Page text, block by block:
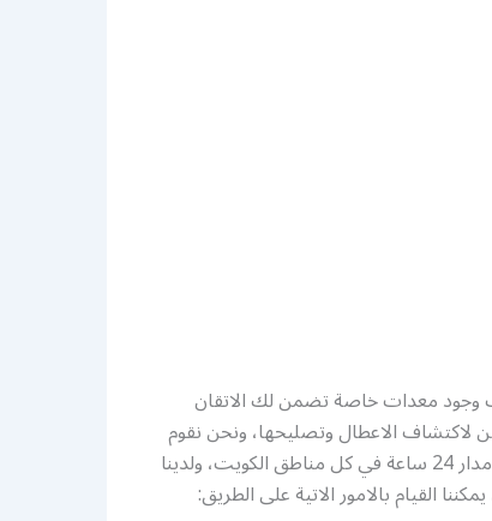
وجود معدات خاصة تضمن لك الاتقان
لاكتشاف الاعطال وتصليحها، ونحن نقوم
بتقديم خدمة بنشر متنقل لمساعدتكم على الطريق على مدار 24 ساعة في كل مناطق الكويت، ولدينا
القيام بالامور الاتية على الطريق: